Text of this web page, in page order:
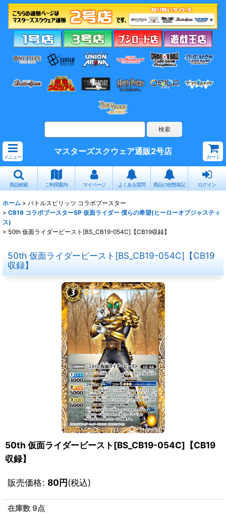
メニュー
マスターズスクウェア通販2号店
カート
商品検索 ご利用案内 マイページ よくある質問 商品の状態表記 ログイン
ホーム > バトルスピリッツ コラボブースター
> CB19 コラボブースターSP 仮面ライダー 僕らの希望(ヒーローオブジャスティ
ス)
> 50th 仮面ライダービースト[BS_CB19-054C]【CB19収録】
50th 仮面ライダービースト[BS_CB19-054C]【CB19
収録】
50th 仮面ライダービースト[BS_CB19-054C]【CB19
収録】
販売価格: 80円(税込)
在庫数 9点